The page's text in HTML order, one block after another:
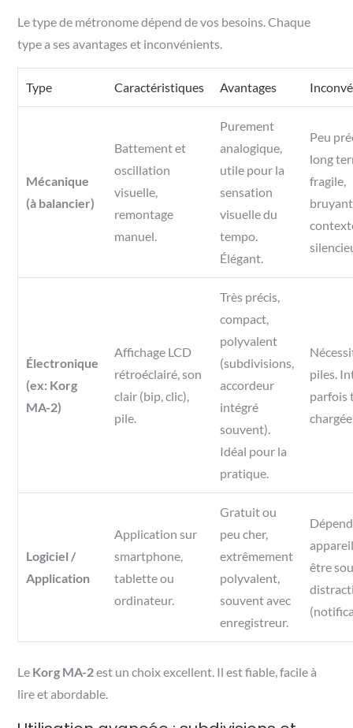
Le type de métronome dépend de vos besoins. Chaque
type a ses avantages et inconvénients.
Type Caractéristiques Avantages
Mécanique
(à balancier)
Battement et
oscillation
visuelle,
remontage
manuel.
Purement
analogique,
utile pour la
sensation
visuelle du
tempo.
Élégant.
Peu
long
fragile,
Électronique
(ex: Korg
MA-2)
Affichage LCD
rétroéclairé, son
clair (bip, clic),
pile.
Très précis,
compact,
polyvalent
(subdivisions,
accordeur
intégré
souvent).
Idéal pour la
pratique.
piles.
parfois
Logiciel /
Application
Application sur
smartphone,
tablette ou
ordinateur.
Gratuit ou
peu cher,
extrêmement
polyvalent,
souvent avec
enregistreur.
être
Le Korg MA-2est un choix excellent. Il est fiable, facile à
lire et abordable.